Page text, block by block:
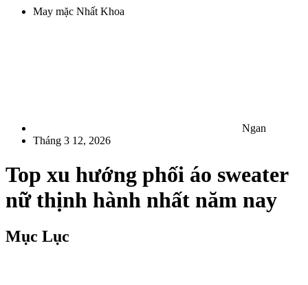
May mặc Nhất Khoa
Ngan
Tháng 3 12, 2026
Top xu hướng phối áo sweater
nữ thịnh hành nhất năm nay
Mục Lục